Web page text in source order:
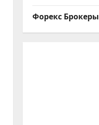
Форекс Брокеры